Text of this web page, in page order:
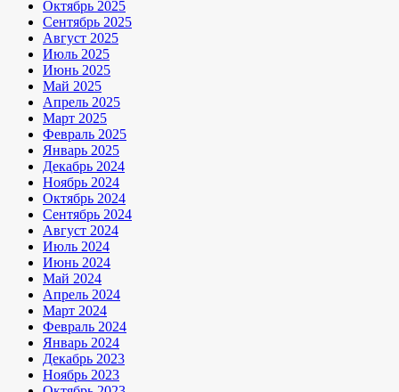
Октябрь 2025
Сентябрь 2025
Август 2025
Июль 2025
Июнь 2025
Май 2025
Апрель 2025
Март 2025
Февраль 2025
Январь 2025
Декабрь 2024
Ноябрь 2024
Октябрь 2024
Сентябрь 2024
Август 2024
Июль 2024
Июнь 2024
Май 2024
Апрель 2024
Март 2024
Февраль 2024
Январь 2024
Декабрь 2023
Ноябрь 2023